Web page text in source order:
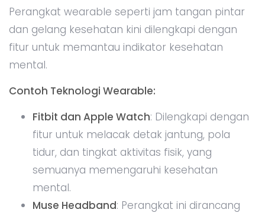
Perangkat wearable seperti jam tangan pintar
dan gelang kesehatan kini dilengkapi dengan
fitur untuk memantau indikator kesehatan
mental.
Contoh Teknologi Wearable:
Fitbit dan Apple Watch: Dilengkapi dengan
fitur untuk melacak detak jantung, pola
tidur, dan tingkat aktivitas fisik, yang
semuanya memengaruhi kesehatan
mental.
Muse Headband: Perangkat ini dirancang